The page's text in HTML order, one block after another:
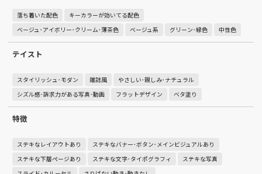
落ち着いた配色
キーカラーが効いてる配色
ベージュ･アイボリー･クリーム･薄茶色
ベージュ系 グリーン･緑色 中性色
テイスト
スタイリッシュ･モダン 雑誌風
やさしい･親しみ･ナチュラル
シズル感･訴求力がある写真･動画
フラットデザイン ベタ塗り
特徴
ステキなレイアウトあり
ステキなバナー･ボタン･メインビジュアルあり
ステキな下層ページあり
ステキな文字･タイポグラフィ
ステキな写真